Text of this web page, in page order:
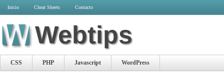
Inicio Cheat Sheets Contacto
Webtips
CSS PHP Javascript WordPress